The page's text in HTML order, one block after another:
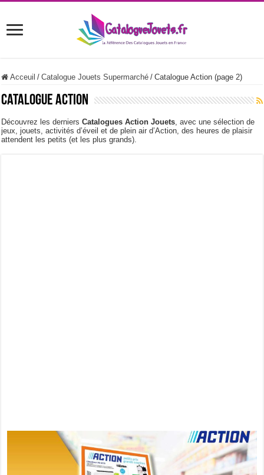
Acceuil / Catalogue Jouets Supermarché / Catalogue Action (page 2)
Catalogue Action
Découvrez les derniersCatalogues Action Jouets, avec une sélection de
jeux, jouets, activités d’éveil et de plein air d’Action, des heures de plaisir
attendent les petits (et les plus grands).